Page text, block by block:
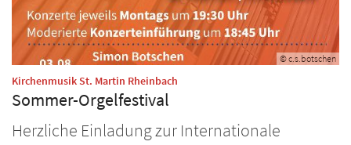
© c.s.botschen
Kirchenmusik St. Martin Rheinbach
Sommer-Orgelfestival
Herzliche Einladung zur Internationale